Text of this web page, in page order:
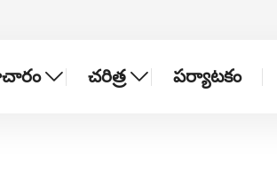
చరిత్ర పర్యాటకం